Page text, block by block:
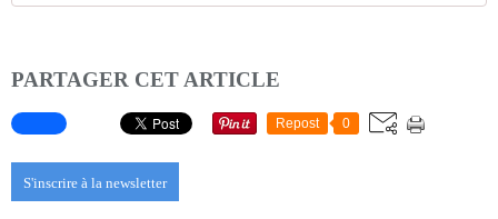
PARTAGER CET ARTICLE
Repost 0
S'inscrire à la newsletter